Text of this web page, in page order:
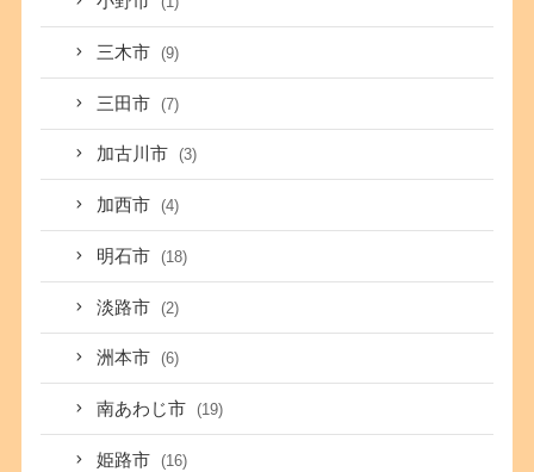
三木市 (9)
三田市 (7)
加古川市 (3)
加西市 (4)
明石市 (18)
淡路市 (2)
洲本市 (6)
南あわじ市 (19)
姫路市 (16)